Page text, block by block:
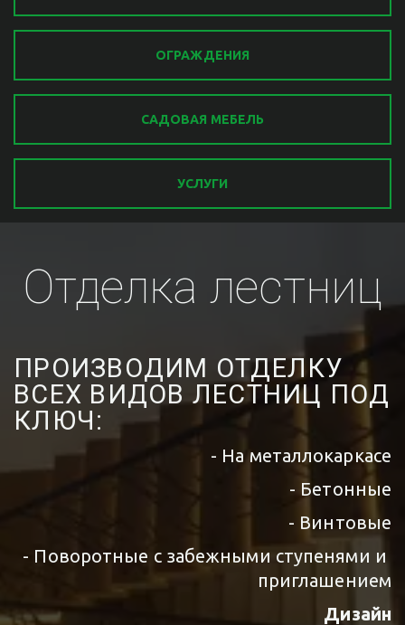
ОГРАЖДЕНИЯ
САДОВАЯ МЕБЕЛЬ
УСЛУГИ
Отделка лестниц
ПРОИЗВОДИМ ОТДЕЛКУ
ВСЕХ ВИДОВ ЛЕСТНИЦ ПОД
КЛЮЧ:
- На металлокаркасе
- Бетонные
- Винтовые
- Поворотные с забежными ступенями и
приглашением
Дизайн